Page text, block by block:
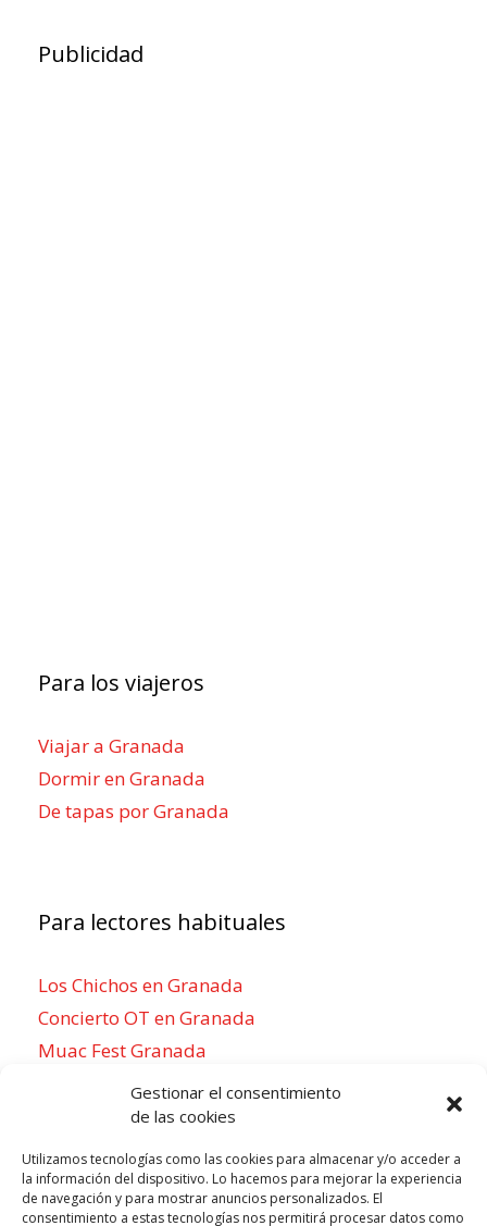
Gestionar el consentimiento
de las cookies
Utilizamos tecnologías como las cookies para almacenar y/o acceder a
la información del dispositivo. Lo hacemos para mejorar la experiencia
de navegación y para mostrar anuncios personalizados. El
consentimiento a estas tecnologías nos permitirá procesar datos como
Publicidad
Para los viajeros
Viajar a Granada
Dormir en Granada
De tapas por Granada
Para lectores habituales
Los Chichos en Granada
Concierto OT en Granada
Muac Fest Granada
Concierto de Saiko en Granada
Para sentirse como un local